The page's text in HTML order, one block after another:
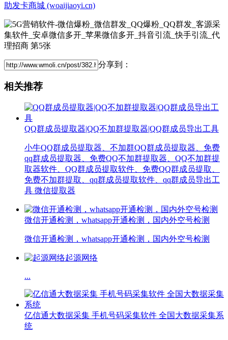
助发卡商城 (woaijiaoyi.cn)
分享到：
相关推荐
QQ群成员提取器|QQ不加群提取器|QQ群成员导出工具
小牛QQ群成员提取器、不加群QQ群成员提取器、免费
qq群成员提取器、免费QQ不加群提取器、QQ不加群提
取器软件、QQ群成员提取软件、免费QQ群成员提取、
免费不加群提取、qq群成员提取软件、qq群成员导出工
具 微信提取器
微信开通检测，whatsapp开通检测，国内外空号检测
微信开通检测，whatsapp开通检测，国内外空号检测
起源网络
...
亿信通大数据采集 手机号码采集软件 全国大数据采集系
统